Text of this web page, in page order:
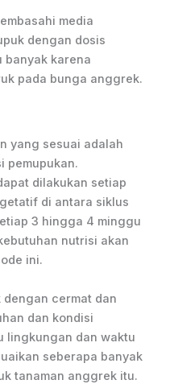
media
dengan dosis
banyak karena
pada bunga anggrek.
yang sesuai adalah
pemupukan.
dilakukan setiap
di antara siklus
3 hingga 4 minggu
nutrisi akan
ini.
cermat dan
dan kondisi
lingkungan dan waktu
seberapa banyak
tanaman anggrek itu.